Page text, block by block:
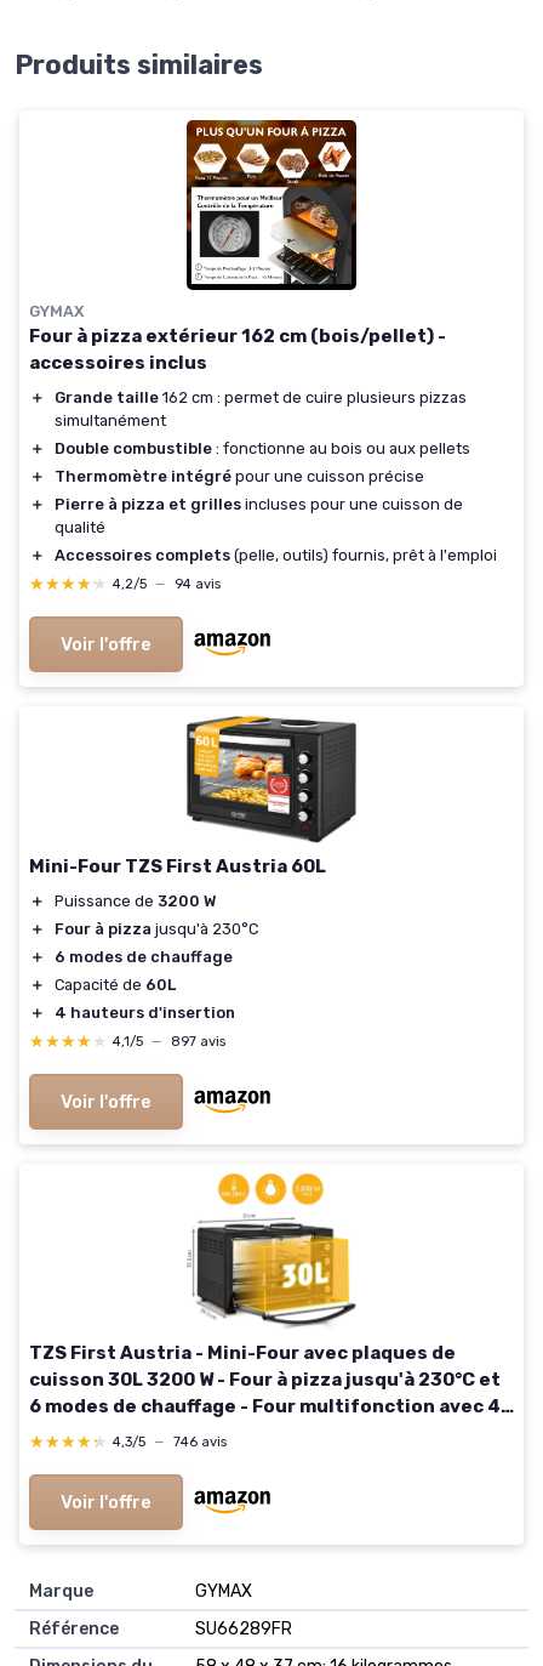
Produits similaires
GYMAX
Four à pizza extérieur 162 cm (bois/pellet) -
accessoires inclus
＋ Grande taille 162 cm : permet de cuire plusieurs pizzas
simultanément
＋
Double combustible : fonctionne au bois ou aux pellets
＋
Thermomètre intégré pour une cuisson précise
＋
Pierre à pizza et grilles incluses pour une cuisson de
qualité
＋
Accessoires complets (pelle, outils) fournis, prêt à l'emploi
★★★★★
★★★★★ 4,2/5 — 94 avis
Voir l'offre
Mini-Four TZS First Austria 60L
＋ Puissance de 3200 W
＋
Four à pizza jusqu'à 230°C
＋
6 modes de chauffage
＋
Capacité de 60L
＋
4 hauteurs d'insertion
★★★★★
★★★★★ 4,1/5 — 897 avis
Voir l'offre
TZS First Austria - Mini-Four avec plaques de
cuisson 30L 3200 W - Four à pizza jusqu'à 230°C et
6 modes de chauffage - Four multifonction avec 4
hauteurs d'insertion et accessoires de haute
★★★★★
★★★★★ 4,3/5 — 746 avis
Voir l'offre
Marque
‎GYMAX
Référence
‎SU66289FR